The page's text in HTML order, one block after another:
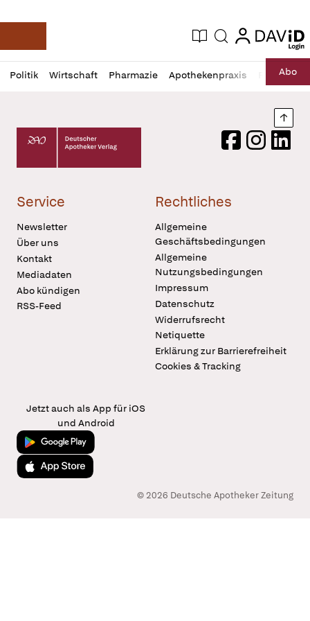
Deutsche Apotheker Zeitung
Aktuelle Ausgabe
Suche login
login
Politik Wirtschaft Pharmazie Apothekenpraxis RechtAbo
Profil
öffnen
Daz
Pur
Deutscher Apotheker Verlag Logo
FacebookInstagram
Service
Newsletter
Über uns
Kontakt
Mediadaten
Abo kündigen
RSS-Feed
Rechtliches
Allgemeine
Geschäftsbedingungen
Allgemeine
Nutzungsbedingungen
Impressum
Datenschutz
Widerrufsrecht
Netiquette
Erklärung zur Barrierefreiheit
Cookies & Tracking
Jetzt auch als App für iOS
und Android
Jetzt bei Google Play
Laden im App Store
© 2026 Deutsche Apotheker Zeitung